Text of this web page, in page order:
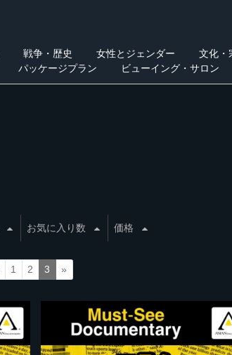
戦争・歴史 女性とジェンダー 文化・
パッケージプラン ビューイング・サロン
お気に入り数 価格
1 2 3 »